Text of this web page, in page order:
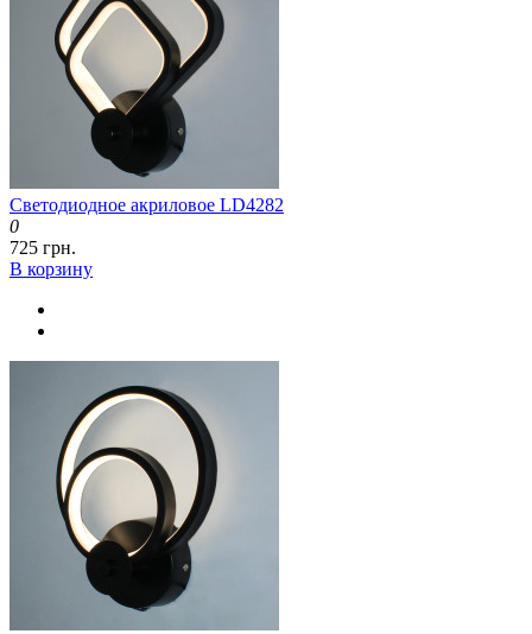
Светодиодное акриловое LD4282
0
725 грн.
В корзину